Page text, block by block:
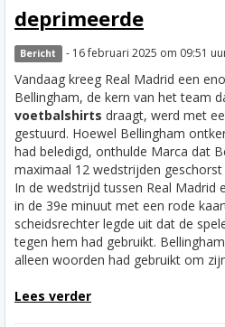
deprimeerde
Bericht - 16 februari 2025 om 09:51
Vandaag kreeg Real Madrid een
Bellingham, de kern van het team
voetbalshirts draagt, werd met
gestuurd. Hoewel Bellingham
had beledigd, onthulde Marca dat
maximaal 12 wedstrijden
In de wedstrijd tussen Real Madrid
in de 39e minuut met een rode
scheidsrechter legde uit dat de
tegen hem had gebruikt.
alleen woorden had gebruikt om
Lees verder